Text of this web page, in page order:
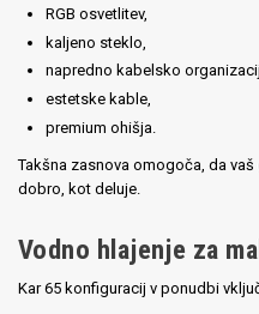
RGB osvetlitev,
kaljeno steklo,
napredno kabelsko
estetske kable,
premium ohišja.
Takšna zasnova omogoča, da vaš
dobro, kot deluje.
Vodno hlajenje za
Kar 65 konfiguracij v ponudbi